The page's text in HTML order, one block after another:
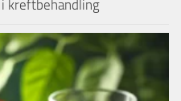
kreftbehandling